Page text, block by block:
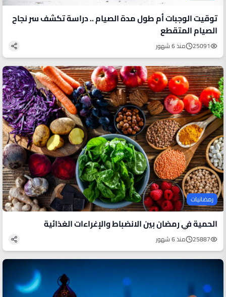
توقيت الوجبات أم طول مدة الصيام .. دراسة تكشف سر نجاح
الصيام المتقطع
25091 منذ 6 شهور
رمضانيات
الحمية في رمضان بين الانضباط والإغراءات الغذائية
25887 منذ 6 شهور